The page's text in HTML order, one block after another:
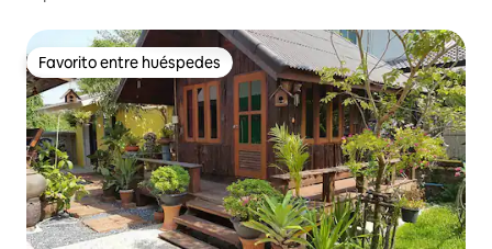
Favorito entre huéspedes
Favorito entre huéspedes